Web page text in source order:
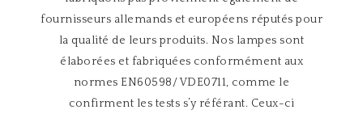
fournisseurs allemands et européens réputés pour
la qualité de leurs produits. Nos lampes sont
élaborées et fabriquées conformément aux
normes EN60598/ VDE0711, comme le
confirment les tests s’y référant. Ceux-ci